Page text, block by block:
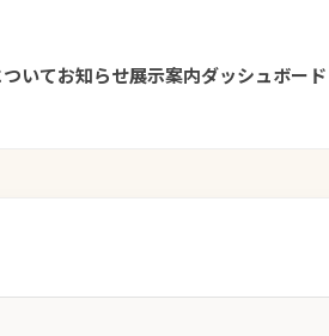
いてお知らせ展示案内ダッシュボード